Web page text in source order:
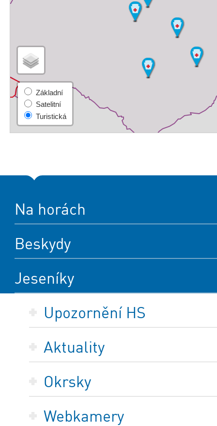
Na horách
Beskydy
Jeseníky
Upozornění HS
Aktuality
Okrsky
Webkamery